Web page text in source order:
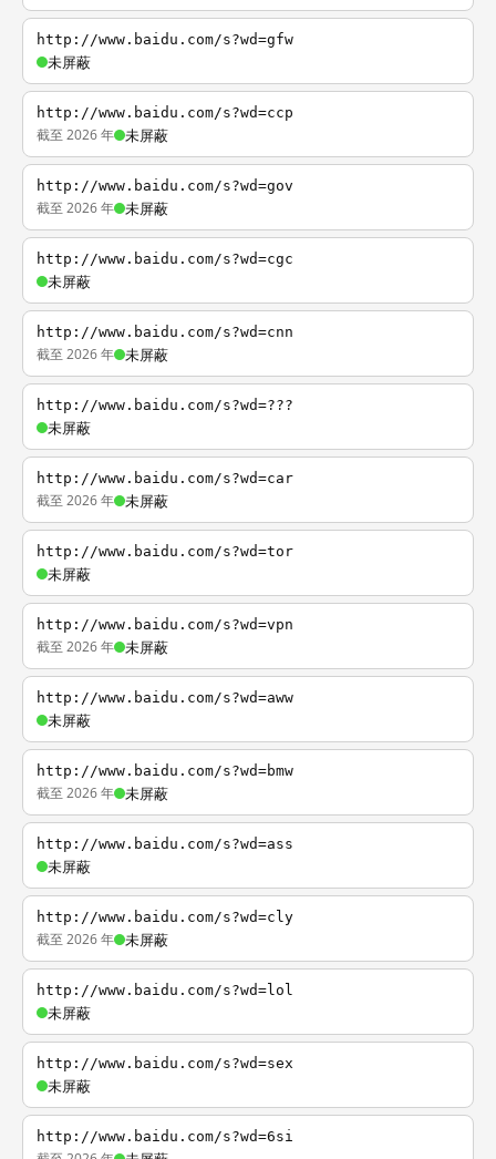
http://www.baidu.com/s?wd=gfw
未屏蔽
http://www.baidu.com/s?wd=ccp
截至 2026 年 未屏蔽
http://www.baidu.com/s?wd=gov
截至 2026 年 未屏蔽
http://www.baidu.com/s?wd=cgc
未屏蔽
http://www.baidu.com/s?wd=cnn
截至 2026 年 未屏蔽
http://www.baidu.com/s?wd=???
未屏蔽
http://www.baidu.com/s?wd=car
截至 2026 年 未屏蔽
http://www.baidu.com/s?wd=tor
未屏蔽
http://www.baidu.com/s?wd=vpn
截至 2026 年 未屏蔽
http://www.baidu.com/s?wd=aww
未屏蔽
http://www.baidu.com/s?wd=bmw
截至 2026 年 未屏蔽
http://www.baidu.com/s?wd=ass
未屏蔽
http://www.baidu.com/s?wd=cly
截至 2026 年 未屏蔽
http://www.baidu.com/s?wd=lol
未屏蔽
http://www.baidu.com/s?wd=sex
未屏蔽
http://www.baidu.com/s?wd=6si